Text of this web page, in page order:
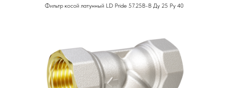
Фильтр косой латунный LD Pride 57.25В-В Ду 25 Ру 40